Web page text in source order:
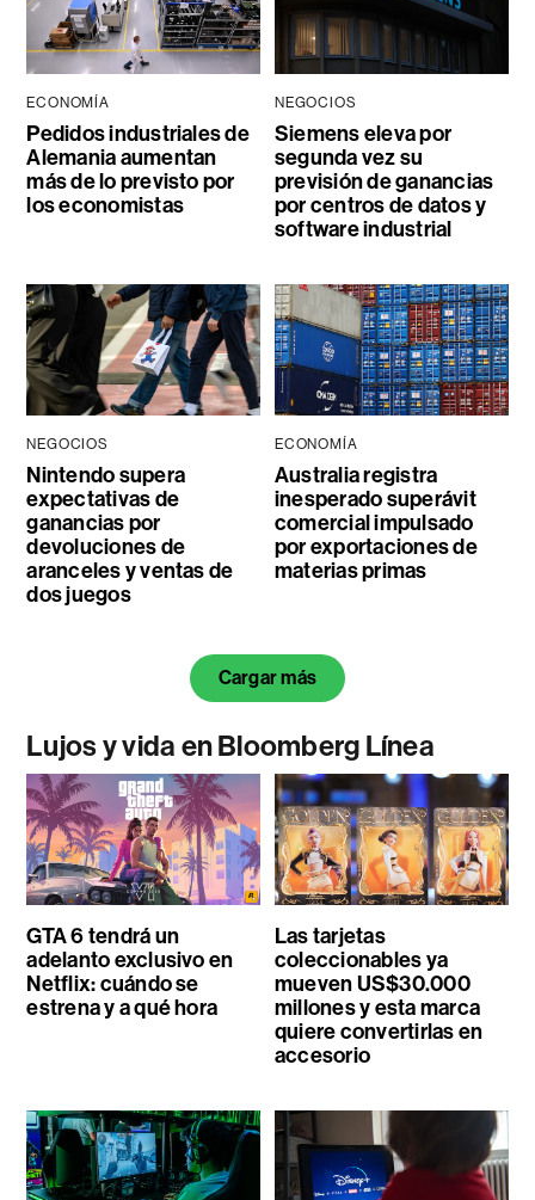
ECONOMÍA
Pedidos industriales de
Alemania aumentan
más de lo previsto por
los economistas
NEGOCIOS
Siemens eleva por
segunda vez su
previsión de ganancias
por centros de datos y
software industrial
NEGOCIOS
Nintendo supera
expectativas de
ganancias por
devoluciones de
aranceles y ventas de
dos juegos
ECONOMÍA
Australia registra
inesperado superávit
comercial impulsado
por exportaciones de
materias primas
Cargar más
Lujos y vida en Bloomberg Línea
GTA 6 tendrá un
adelanto exclusivo en
Netflix: cuándo se
estrena y a qué hora
Las tarjetas
coleccionables ya
mueven US$30.000
millones y esta marca
quiere convertirlas en
accesorio